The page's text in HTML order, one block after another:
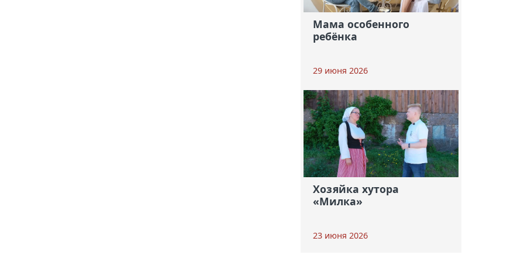
Мама особенного
ребёнка
29 июня 2026
Хозяйка хутора
«Милка»
23 июня 2026